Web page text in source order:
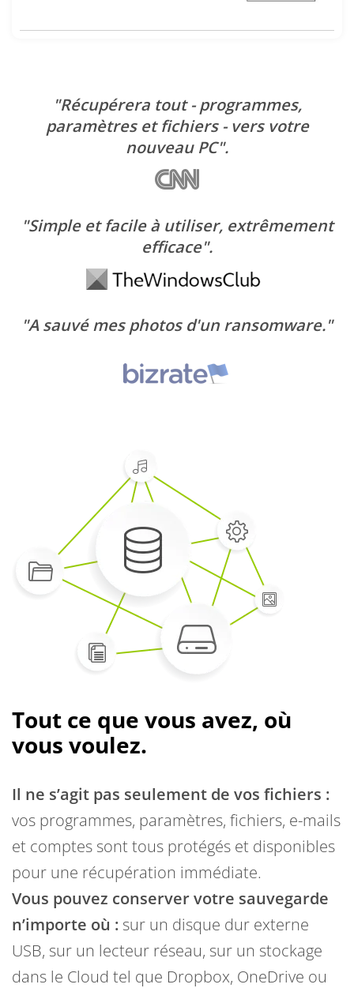
"Récupérera tout - programmes,
paramètres et fichiers - vers votre
nouveau PC".
"Simple et facile à utiliser, extrêmement
efficace".
"A sauvé mes photos d'un ransomware."
Tout ce que vous avez, où
vous voulez.
Il ne s’agit pas seulement de vos fichiers :
vos programmes, paramètres, fichiers, e-mails
et comptes sont tous protégés et disponibles
pour une récupération immédiate.
Vous pouvez conserver votre sauvegarde
n’importe où : sur un disque dur externe
USB, sur un lecteur réseau, sur un stockage
dans le Cloud tel que Dropbox, OneDrive ou